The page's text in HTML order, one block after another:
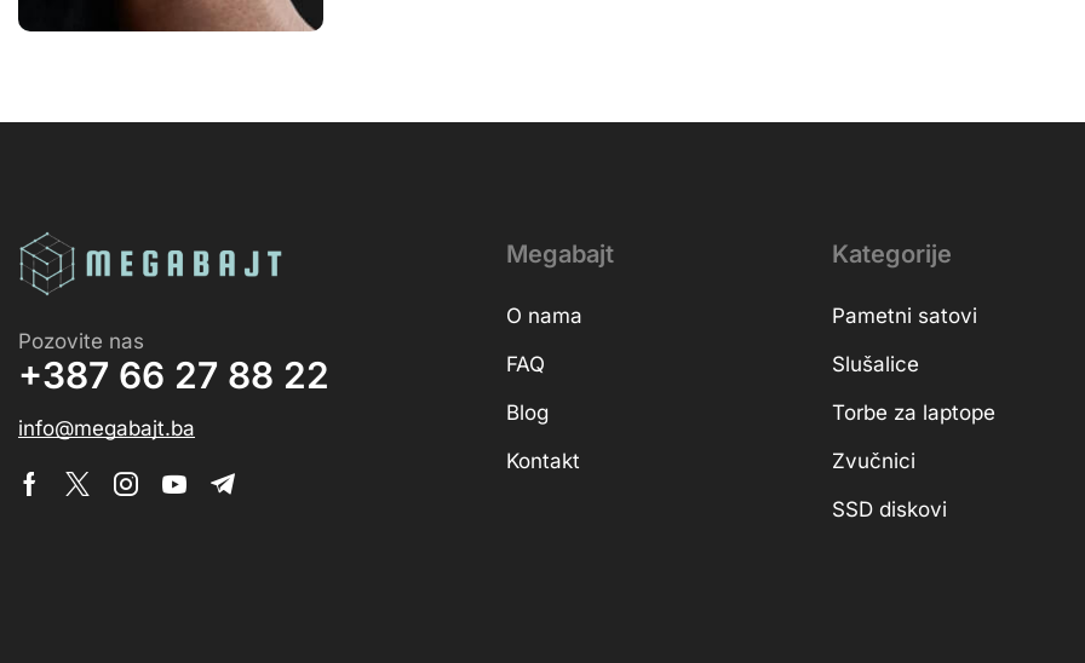
Pozovite nas
+387 66 27 88 22
info@megabajt.ba
Megabajt
O nama
FAQ
Blog
Kontakt
Kategorije
Pametni satovi
Slušalice
Torbe za laptope
Zvučnici
SSD diskovi